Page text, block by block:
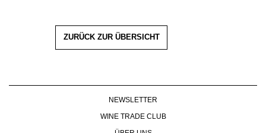
ZURÜCK ZUR ÜBERSICHT
NEWSLETTER
WINE TRADE CLUB